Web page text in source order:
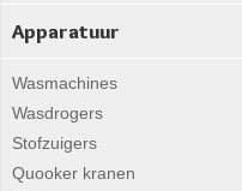
Apparatuur
Wasmachines
Wasdrogers
Stofzuigers
Quooker kranen